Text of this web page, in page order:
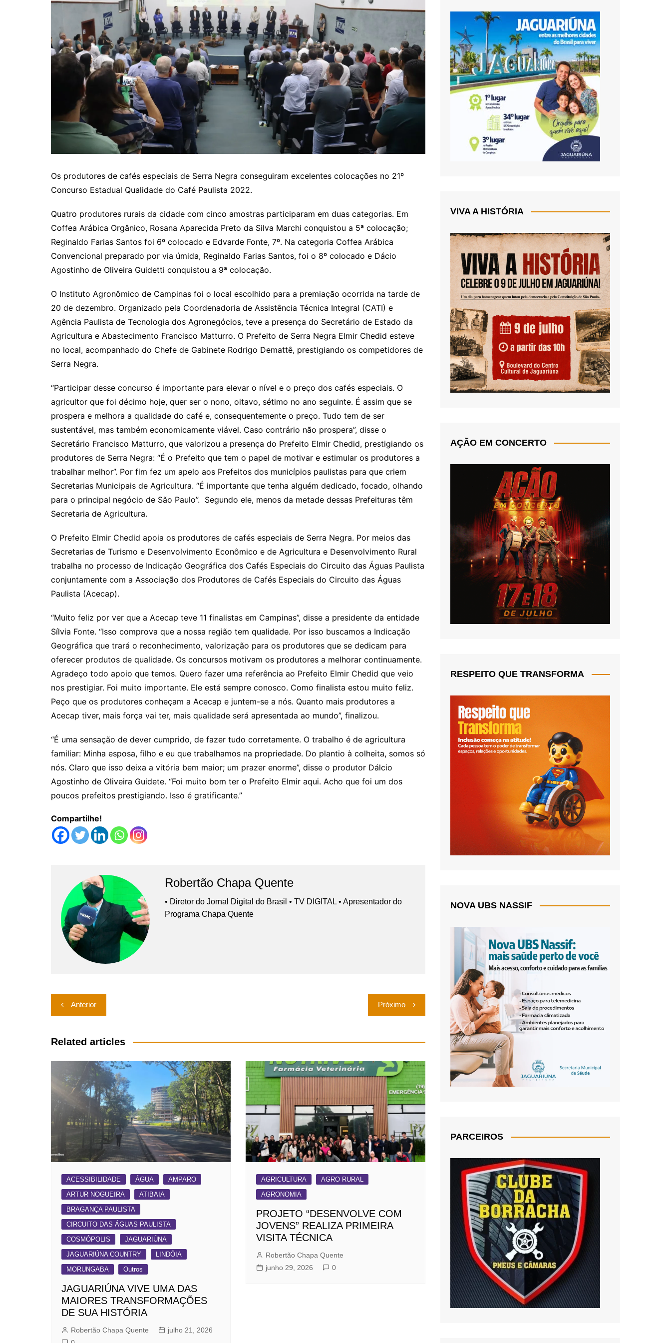
Os produtores de cafés especiais de Serra Negra conseguiram excelentes colocações no 21º
Concurso Estadual Qualidade do Café Paulista 2022.
Quatro produtores rurais da cidade com cinco amostras participaram em duas categorias. Em
Coffea Arábica Orgânico, Rosana Aparecida Preto da Silva Marchi conquistou a 5ª colocação;
Reginaldo Farias Santos foi 6º colocado e Edvarde Fonte, 7º. Na categoria Coffea Arábica
Convencional preparado por via úmida, Reginaldo Farias Santos, foi o 8º colocado e Dácio
Agostinho de Oliveira Guidetti conquistou a 9ª colocação.
O Instituto Agronômico de Campinas foi o local escolhido para a premiação ocorrida na tarde de
20 de dezembro. Organizado pela Coordenadoria de Assistência Técnica Integral (CATI) e
Agência Paulista de Tecnologia dos Agronegócios, teve a presença do Secretário de Estado da
Agricultura e Abastecimento Francisco Matturro. O Prefeito de Serra Negra Elmir Chedid esteve
no local, acompanhado do Chefe de Gabinete Rodrigo Demattê, prestigiando os competidores de
Serra Negra.
“Participar desse concurso é importante para elevar o nível e o preço dos cafés especiais. O
agricultor que foi décimo hoje, quer ser o nono, oitavo, sétimo no ano seguinte. É assim que se
prospera e melhora a qualidade do café e, consequentemente o preço. Tudo tem de ser
sustentável, mas também economicamente viável. Caso contrário não prospera”, disse o
Secretário Francisco Matturro, que valorizou a presença do Prefeito Elmir Chedid, prestigiando os
produtores de Serra Negra: “É o Prefeito que tem o papel de motivar e estimular os produtores a
trabalhar melhor”. Por fim fez um apelo aos Prefeitos dos municípios paulistas para que criem
Secretarias Municipais de Agricultura. “É importante que tenha alguém dedicado, focado, olhando
para o principal negócio de São Paulo”. Segundo ele, menos da metade dessas Prefeituras têm
Secretaria de Agricultura.
O Prefeito Elmir Chedid apoia os produtores de cafés especiais de Serra Negra. Por meios das
Secretarias de Turismo e Desenvolvimento Econômico e de Agricultura e Desenvolvimento Rural
trabalha no processo de Indicação Geográfica dos Cafés Especiais do Circuito das Águas Paulista
conjuntamente com a Associação dos Produtores de Cafés Especiais do Circuito das Águas
Paulista (Acecap).
“Muito feliz por ver que a Acecap teve 11 finalistas em Campinas”, disse a presidente da entidade
Sílvia Fonte. “Isso comprova que a nossa região tem qualidade. Por isso buscamos a Indicação
Geográfica que trará o reconhecimento, valorização para os produtores que se dedicam para
oferecer produtos de qualidade. Os concursos motivam os produtores a melhorar continuamente.
Agradeço todo apoio que temos. Quero fazer uma referência ao Prefeito Elmir Chedid que veio
nos prestigiar. Foi muito importante. Ele está sempre conosco. Como finalista estou muito feliz.
Peço que os produtores conheçam a Acecap e juntem-se a nós. Quanto mais produtores a
Acecap tiver, mais força vai ter, mais qualidade será apresentada ao mundo”, finalizou.
“É uma sensação de dever cumprido, de fazer tudo corretamente. O trabalho é de agricultura
familiar: Minha esposa, filho e eu que trabalhamos na propriedade. Do plantio à colheita, somos só
nós. Claro que isso deixa a vitória bem maior; um prazer enorme”, disse o produtor Dálcio
Agostinho de Oliveira Guidete. “Foi muito bom ter o Prefeito Elmir aqui. Acho que foi um dos
poucos prefeitos prestigiando. Isso é gratificante.”
Compartilhe!
Robertão Chapa Quente
• Diretor do Jornal Digital do Brasil • TV DIGITAL • Apresentador do
Programa Chapa Quente
Navegação
de
Post
Anterior Próximo
Related articles
ACESSIBILIDADE ÁGUA
AMPARO
ARTUR NOGUEIRA
ATIBAIA
BRAGANÇA PAULISTA
CIRCUITO DAS ÁGUAS PAULISTA
COSMÓPOLIS
JAGUARIÚNA
JAGUARIÚNA COUNTRY
LINDÓIA
MORUNGABA
Outros
JAGUARIÚNA VIVE UMA DAS
MAIORES TRANSFORMAÇÕES
DE SUA HISTÓRIA
Robertão Chapa Quente
julho 21, 2026
AGRICULTURA
AGRO RURAL
AGRONOMIA
PROJETO “DESENVOLVE COM
JOVENS” REALIZA PRIMEIRA
VISITA TÉCNICA
Robertão Chapa Quente
junho 29, 2026
0
VIVA A HISTÓRIA
AÇÃO EM CONCERTO
RESPEITO QUE TRANSFORMA
NOVA UBS NASSIF
PARCEIROS